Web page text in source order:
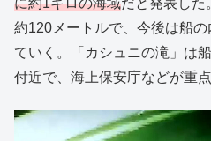
に約1キロの海域だと発表した
約120メートルで、今後は船
ていく。「カシュニの滝」は
付近で、海上保安庁などが重